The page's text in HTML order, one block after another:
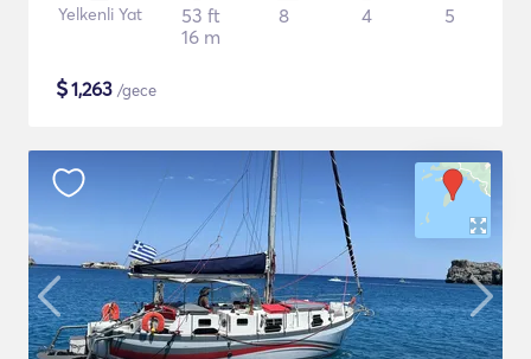
Yelkenli Yat
53 ft
16 m
8 4 5
$1,263 /gece